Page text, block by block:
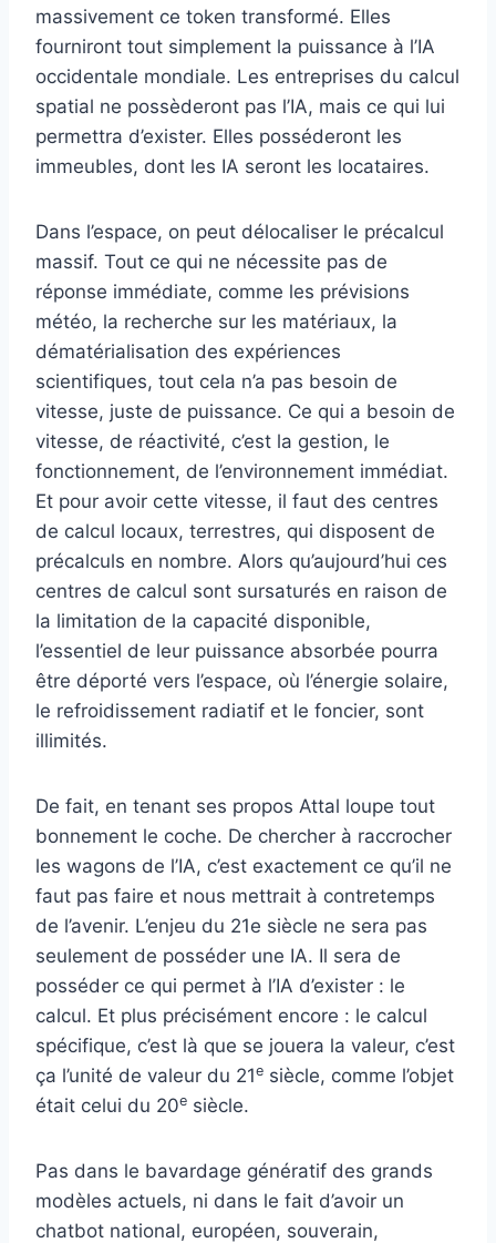
massivement ce token transformé. Elles
fourniront tout simplement la puissance à l’IA
occidentale mondiale. Les entreprises du calcul
spatial ne possèderont pas l’IA, mais ce qui lui
permettra d’exister. Elles posséderont les
immeubles, dont les IA seront les locataires.
Dans l’espace, on peut délocaliser le précalcul
massif. Tout ce qui ne nécessite pas de
réponse immédiate, comme les prévisions
météo, la recherche sur les matériaux, la
dématérialisation des expériences
scientifiques, tout cela n’a pas besoin de
vitesse, juste de puissance. Ce qui a besoin de
vitesse, de réactivité, c’est la gestion, le
fonctionnement, de l’environnement immédiat.
Et pour avoir cette vitesse, il faut des centres
de calcul locaux, terrestres, qui disposent de
précalculs en nombre. Alors qu’aujourd’hui ces
centres de calcul sont sursaturés en raison de
la limitation de la capacité disponible,
l’essentiel de leur puissance absorbée pourra
être déporté vers l’espace, où l’énergie solaire,
le refroidissement radiatif et le foncier, sont
illimités.
De fait, en tenant ses propos Attal loupe tout
bonnement le coche. De chercher à raccrocher
les wagons de l’IA, c’est exactement ce qu’il ne
faut pas faire et nous mettrait à contretemps
de l’avenir. L’enjeu du 21e siècle ne sera pas
seulement de posséder une IA. Il sera de
posséder ce qui permet à l’IA d’exister : le
calcul. Et plus précisément encore : le calcul
spécifique, c’est là que se jouera la valeur, c’est
ça l’unité de valeur du 21e siècle, comme l’objet
était celui du 20e siècle.
Pas dans le bavardage génératif des grands
modèles actuels, ni dans le fait d’avoir un
chatbot national, européen, souverain,